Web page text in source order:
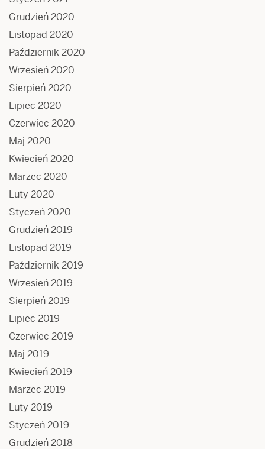
Grudzień 2020
Listopad 2020
Październik 2020
Wrzesień 2020
Sierpień 2020
Lipiec 2020
Czerwiec 2020
Maj 2020
Kwiecień 2020
Marzec 2020
Luty 2020
Styczeń 2020
Grudzień 2019
Listopad 2019
Październik 2019
Wrzesień 2019
Sierpień 2019
Lipiec 2019
Czerwiec 2019
Maj 2019
Kwiecień 2019
Marzec 2019
Luty 2019
Styczeń 2019
Grudzień 2018